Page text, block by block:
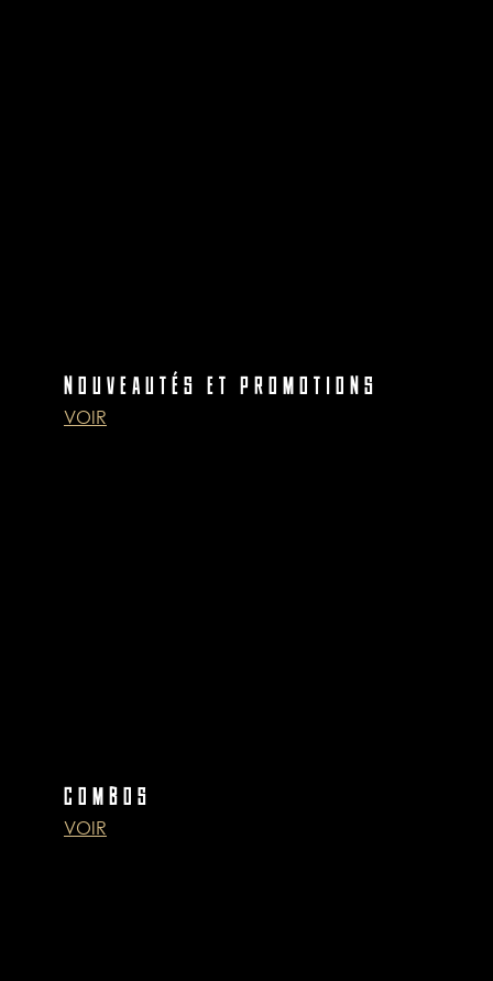
NOUVEAUTÉS ET PROMOTIONS
VOIR
COMBOS
VOIR